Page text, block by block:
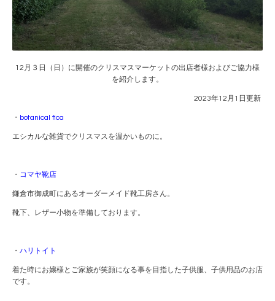
12月３日（日）に開催のクリスマスマーケットの出店者様およびご協力様
を紹介します。
2023年12月1日更新
・ botanical fica
エシカルな雑貨でクリスマスを温かいものに。
・ コマヤ靴店
鎌倉市御成町にあるオーダーメイド靴工房さん。
靴下、レザー小物を準備しております。
・ ハリトイト
着た時にお嬢様とご家族が笑顔になる事を目指した子供服、子供用品のお店
です。